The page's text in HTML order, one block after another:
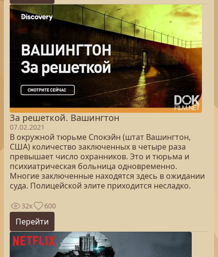
За решеткой. Вашингтон
07.02.2021
В окружной тюрьме Спокэйн (штат Вашингтон,
США) количество заключенных в четыре раза
превышает число охранников. Это и тюрьма и
психиатрическая больница одновременно.
Многие заключенные находятся здесь в ожидании
суда. Полицейской элите приходится несладко.
32к 600
Перейти